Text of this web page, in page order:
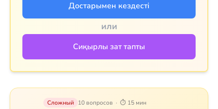
Достарымен кездесті
или
Сиқырлы зат тапты
Сложный 10 вопросов · ⏱ 15 мин